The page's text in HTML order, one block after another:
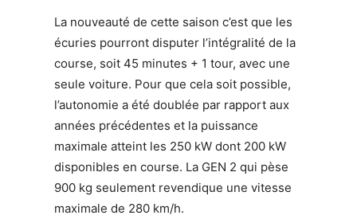
La nouveauté de cette saison c’est que les
écuries pourront disputer l’intégralité de la
course, soit 45 minutes + 1 tour, avec une
seule voiture. Pour que cela soit possible,
l’autonomie a été doublée par rapport aux
années précédentes et la puissance
maximale atteint les 250 kW dont 200 kW
disponibles en course. La GEN 2 qui pèse
900 kg seulement revendique une vitesse
maximale de 280 km/h.